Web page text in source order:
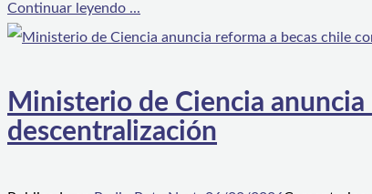
Continuar leyendo ...
Ministerio de Ciencia
descentralización